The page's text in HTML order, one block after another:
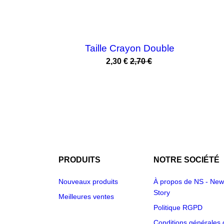
Taille Crayon Double
Prix
2,30 € Prix
2,70 €
PRODUITS
Nouveaux produits
Meilleures ventes
NOTRE SOCIÉTÉ
À propos de NS - New
Story
Politique RGPD